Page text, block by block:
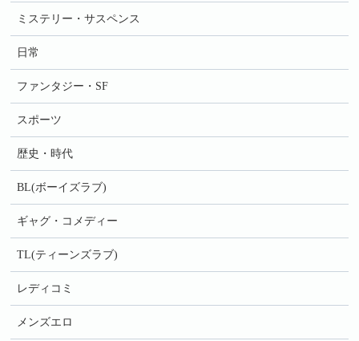
ミステリー・サスペンス
日常
ファンタジー・SF
スポーツ
歴史・時代
BL(ボーイズラブ)
ギャグ・コメディー
TL(ティーンズラブ)
レディコミ
メンズエロ